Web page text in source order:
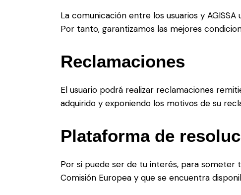
La comunicación entre los usuarios y
Por tanto, garantizamos las mejores
Reclamaciones
El usuario podrá realizar reclamaciones
adquirido y exponiendo los motivos de su
Plataforma de
Por si puede ser de tu interés, para someter
Comisión Europea y que se encuentra